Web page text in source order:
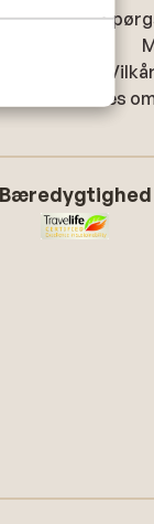
Læs